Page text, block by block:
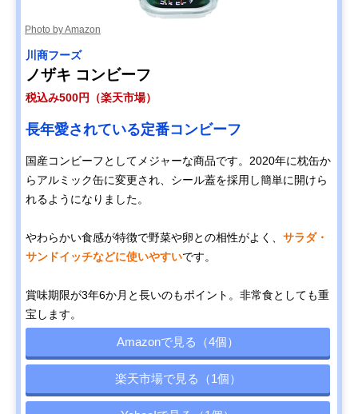
Photo by Amazon
川商フーズ
ノザキ コンビーフ
税込み500円（楽天市場）
長年愛されている定番コンビーフ
国産コンビーフとしてメジャーな商品です。2020年に枕缶か
らアルミック缶に変更され、シール蓋を採用し簡単に開けら
れるようになりました。
やわらかい食感が特徴で野菜や卵との相性がよく、 サラダ・
サンドイッチなどに使いやすいです。
賞味期限が3年6か月と長いのもポイント。非常食としても重
宝します。
Amazonで見る（4個）
楽天市場で見る（1個）